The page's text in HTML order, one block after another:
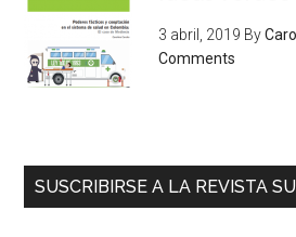
3 abril, 2019 By
Comments
SUSCRIBIRSE A LA REVISTA